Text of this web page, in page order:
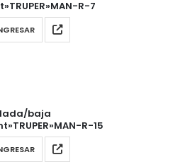
R-7
baja
R-15